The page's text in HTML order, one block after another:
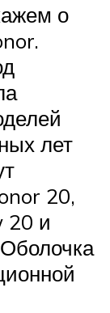
о
лет
20,
20 и